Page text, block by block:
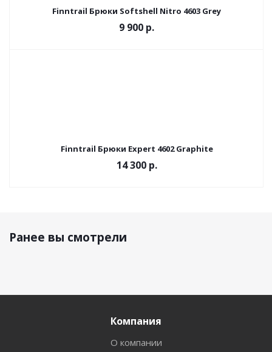
Finntrail Брюки Softshell Nitro 4603 Grey
9 900 р.
Finntrail Брюки Expert 4602 Graphite
14 300 р.
Ранее вы смотрели
Компания
О компании